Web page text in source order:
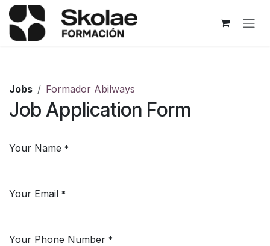
Skip to Content
Jobs Formador Abilways
Job Application Form
Your Name *
Your Email *
Your Phone Number *